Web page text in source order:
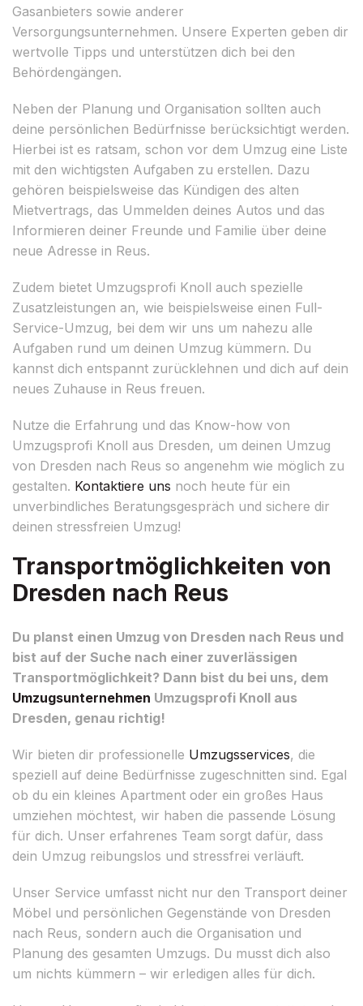
Gasanbieters sowie anderer
Versorgungsunternehmen. Unsere Experten geben dir
wertvolle Tipps und unterstützen dich bei den
Behördengängen.
Neben der Planung und Organisation sollten auch
deine persönlichen Bedürfnisse berücksichtigt werden.
Hierbei ist es ratsam, schon vor dem Umzug eine Liste
mit den wichtigsten Aufgaben zu erstellen. Dazu
gehören beispielsweise das Kündigen des alten
Mietvertrags, das Ummelden deines Autos und das
Informieren deiner Freunde und Familie über deine
neue Adresse in Reus.
Zudem bietet Umzugsprofi Knoll auch spezielle
Zusatzleistungen an, wie beispielsweise einen Full-
Service-Umzug, bei dem wir uns um nahezu alle
Aufgaben rund um deinen Umzug kümmern. Du
kannst dich entspannt zurücklehnen und dich auf dein
neues Zuhause in Reus freuen.
Nutze die Erfahrung und das Know-how von
Umzugsprofi Knoll aus Dresden, um deinen Umzug
von Dresden nach Reus so angenehm wie möglich zu
gestalten. Kontaktiere uns noch heute für ein
unverbindliches Beratungsgespräch und sichere dir
deinen stressfreien Umzug!
Transportmöglichkeiten von
Dresden nach Reus
Du planst einen Umzug von Dresden nach Reus und
bist auf der Suche nach einer zuverlässigen
Transportmöglichkeit? Dann bist du bei uns, dem
Umzugsunternehmen Umzugsprofi Knoll aus
Dresden, genau richtig!
Wir bieten dir professionelle Umzugsservices, die
speziell auf deine Bedürfnisse zugeschnitten sind. Egal
ob du ein kleines Apartment oder ein großes Haus
umziehen möchtest, wir haben die passende Lösung
für dich. Unser erfahrenes Team sorgt dafür, dass
dein Umzug reibungslos und stressfrei verläuft.
Unser Service umfasst nicht nur den Transport deiner
Möbel und persönlichen Gegenstände von Dresden
nach Reus, sondern auch die Organisation und
Planung des gesamten Umzugs. Du musst dich also
um nichts kümmern – wir erledigen alles für dich.